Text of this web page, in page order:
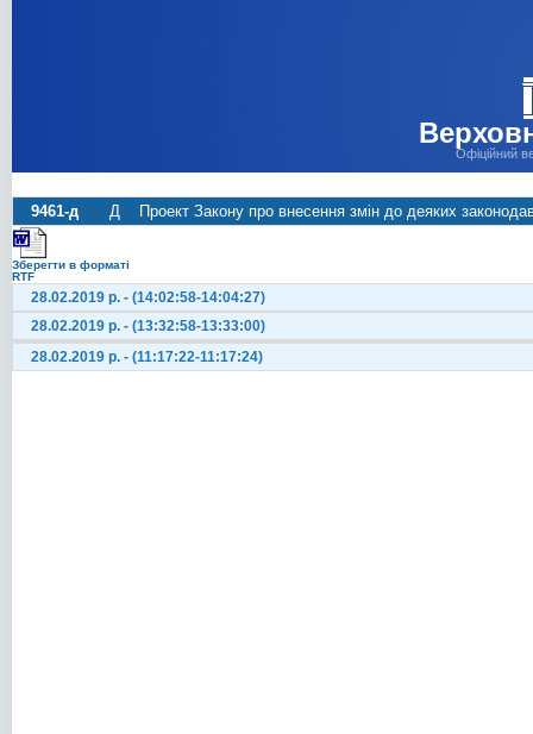
Офіційний
9461-д Д Проект Закону про внесення змін до деяких
Зберегти в форматі
RTF
28.02.2019 р. - (14:02:58-14:04:27)
28.02.2019 р. - (13:32:58-13:33:00)
28.02.2019 р. - (11:17:22-11:17:24)